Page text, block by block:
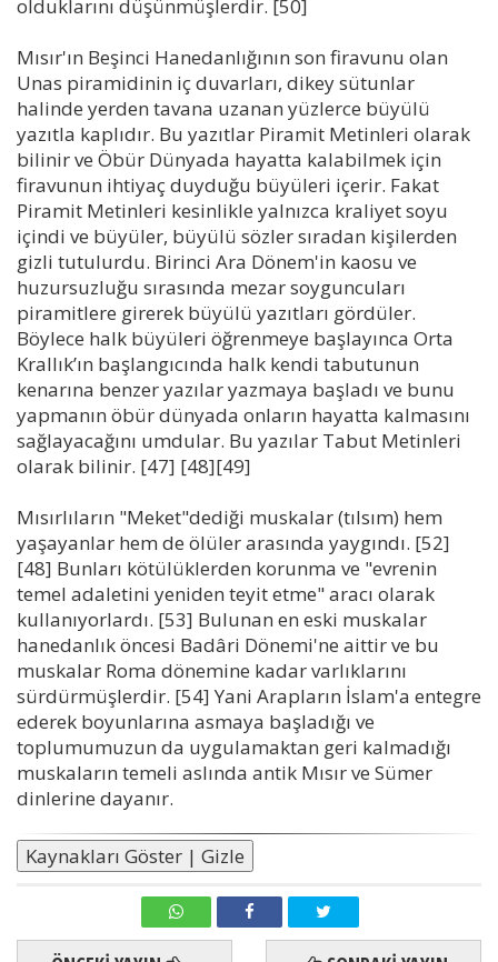
olduklarını düşünmüşlerdir. [50]
Mısır'ın Beşinci Hanedanlığının son firavunu olan
Unas piramidinin iç duvarları, dikey sütunlar
halinde yerden tavana uzanan yüzlerce büyülü
yazıtla kaplıdır. Bu yazıtlar Piramit Metinleri olarak
bilinir ve Öbür Dünyada hayatta kalabilmek için
firavunun ihtiyaç duyduğu büyüleri içerir. Fakat
Piramit Metinleri kesinlikle yalnızca kraliyet soyu
içindi ve büyüler, büyülü sözler sıradan kişilerden
gizli tutulurdu. Birinci Ara Dönem'in kaosu ve
huzursuzluğu sırasında mezar soyguncuları
piramitlere girerek büyülü yazıtları gördüler.
Böylece halk büyüleri öğrenmeye başlayınca Orta
Krallık’ın başlangıcında halk kendi tabutunun
kenarına benzer yazılar yazmaya başladı ve bunu
yapmanın öbür dünyada onların hayatta kalmasını
sağlayacağını umdular. Bu yazılar Tabut Metinleri
olarak bilinir. [47] [48][49]
Mısırlıların "Meket"dediği muskalar (tılsım) hem
yaşayanlar hem de ölüler arasında yaygındı. [52]
[48] Bunları kötülüklerden korunma ve "evrenin
temel adaletini yeniden teyit etme" aracı olarak
kullanıyorlardı. [53] Bulunan en eski muskalar
hanedanlık öncesi Badâri Dönemi'ne aittir ve bu
muskalar Roma dönemine kadar varlıklarını
sürdürmüşlerdir. [54] Yani Arapların İslam'a entegre
ederek boyunlarına asmaya başladığı ve
toplumumuzun da uygulamaktan geri kalmadığı
muskaların temeli aslında antik Mısır ve Sümer
dinlerine dayanır.
Kaynakları Göster | Gizle